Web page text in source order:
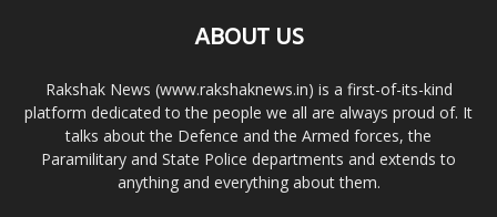
ABOUT US
Rakshak News (www.rakshaknews.in) is a first-of-its-kind
platform dedicated to the people we all are always proud of. It
talks about the Defence and the Armed forces, the
Paramilitary and State Police departments and extends to
anything and everything about them.